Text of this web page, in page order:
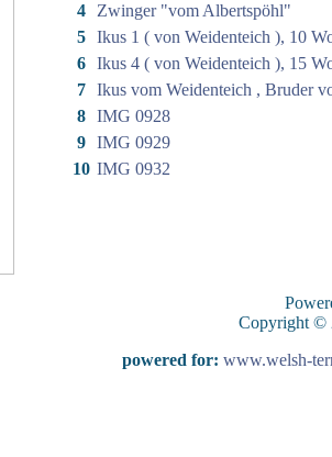
4
Zwinger "vom Albertspöhl"
5 Ikus 1 ( von Weidenteich ), 10
6 Ikus 4 ( von Weidenteich ), 15
7 Ikus vom Weidenteich , Bruder
8 IMG 0928
9 IMG 0929
10 IMG 0932
Copyright ©
powered for: www.welsh-